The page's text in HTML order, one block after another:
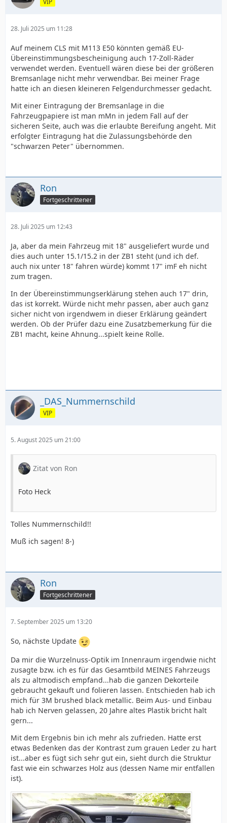
28. Juli 2025 um 11:28
Auf meinem CLS mit M113 E50 könnten gemäß EU-
Übereinstimmungsbescheinigung auch 17-Zoll-Räder
verwendet werden. Eventuell wären diese bei der größeren
Bremsanlage nicht mehr verwendbar. Bei meiner Frage
hatte ich an diesen kleineren Felgendurchmesser gedacht.
Mit einer Eintragung der Bremsanlage in die
Fahrzeugpapiere ist man mMn in jedem Fall auf der
sicheren Seite, auch was die erlaubte Bereifung angeht. Mit
erfolgter Eintragung hat die Zulassungsbehörde den
"schwarzen Peter" übernommen.
Ron
Fortgeschrittener
28. Juli 2025 um 12:43
Ja, aber da mein Fahrzeug mit 18" ausgeliefert wurde und
dies auch unter 15.1/15.2 in der ZB1 steht (und ich def.
auch nix unter 18" fahren würde) kommt 17" imF eh nicht
zum tragen.
In der Übereinstimmungserklärung stehen auch 17" drin,
das ist korrekt. Würde nicht mehr passen, aber auch ganz
sicher nicht von irgendwem in dieser Erklärung geändert
werden. Ob der Prüfer dazu eine Zusatzbemerkung für die
ZB1 macht, keine Ahnung...spielt keine Rolle.
_DAS_Nummernschild
VIP
5. August 2025 um 21:00
Zitat von Ron
Foto Heck
Tolles Nummernschild!!
Muß ich sagen! 8-)
Ron
Fortgeschrittener
7. September 2025 um 13:20
So, nächste Update
Da mir die Wurzelnuss-Optik im Innenraum irgendwie nicht
zusagte bzw. ich es für das Gesamtbild MEINES Fahrzeugs
als zu altmodisch empfand...hab die ganzen Dekorteile
gebraucht gekauft und folieren lassen. Entschieden hab ich
mich für 3M brushed black metallic. Beim Aus- und Einbau
hab ich Nerven gelassen, 20 Jahre altes Plastik bricht halt
gern...
Mit dem Ergebnis bin ich mehr als zufrieden. Hatte erst
etwas Bedenken das der Kontrast zum grauen Leder zu hart
ist...aber es fügt sich sehr gut ein, sieht durch die Struktur
fast wie ein schwarzes Holz aus (dessen Name mir entfallen
ist).